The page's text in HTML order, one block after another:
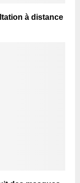
à distance